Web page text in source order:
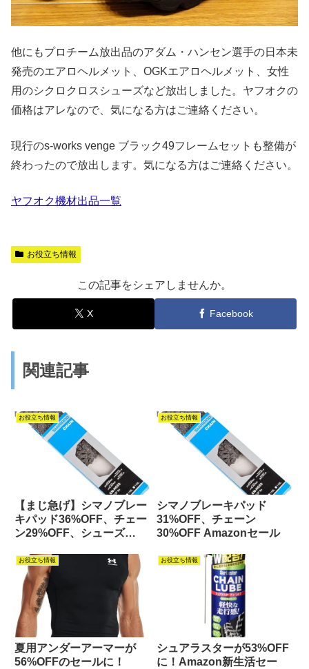
他にもプロチーム放出品のアダム・ハンセン選手の日本未
発売のエアロヘルメット、OGKエアロヘルメット、女性
用のシクロクロスシューズなど放出しました。ヤフオクの
価格はアレなので、気になる方はご連絡ください。
現行のs-works venge ブラック49フレームセットも整備が
終わったので放出します。気になる方はご連絡ください。
ヤフオク機材出品一覧
お役立ち情報
この記事をシェアしませんか。
X Facebook
関連記事
お役立ち情報
【まじ急げ】シマノブレー
キパッド36%OFF、チェー
ン29%OFF、シューズ
デー
お役立ち情報
シマノブレーキパッド
31%OFF、チェーン
30%OFF Amazonセール
お役立ち情報
夏用アンダーアーマーが
56%OFFのセールに！
お役立ち情報
シュアラスターが53%OFF
に！Amazon新生活セー